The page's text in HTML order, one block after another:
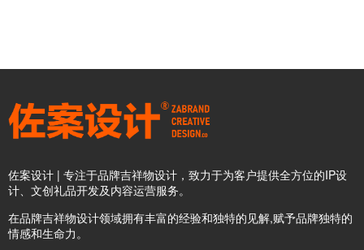
佐案设计 | 专注于品牌吉祥物设计，致力于为客户提供全方位的IP设
计、文创礼品开发及内容运营服务。
在品牌吉祥物设计领域拥有丰富的经验和独特的见解,赋予品牌独特的
情感和生命力。